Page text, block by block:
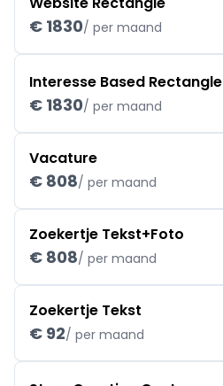
€ 1830/ per maand
Interesse Based Rectangle
€ 1830/ per maand
Vacature
€ 808/ per maand
Zoekertje Tekst+Foto
€ 808/ per maand
Zoekertje Tekst
€ 92/ per maand